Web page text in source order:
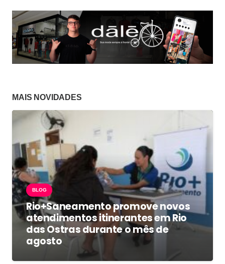
MAIS NOVIDADES
BLOG
Rio+Saneamento promove novos
atendimentos itinerantes em Rio
das Ostras durante o mês de
agosto